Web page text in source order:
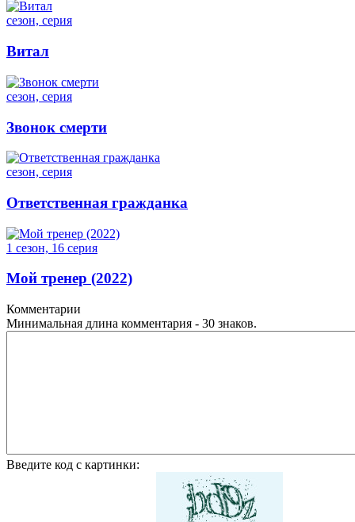
сезон, серия
Витал
сезон, серия
Звонок смерти
сезон, серия
Ответственная гражданка
1 сезон, 16 серия
Мой тренер (2022)
Комментарии
Минимальная длина комментария - 30 знаков.
Введите код с картинки: